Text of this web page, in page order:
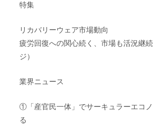
特集
リカバリーウェア市場動向
疲労回復への関心続く、市場も活況継
ジ）
業界ニュース
①「産官民一体」でサーキュラーエコ
る